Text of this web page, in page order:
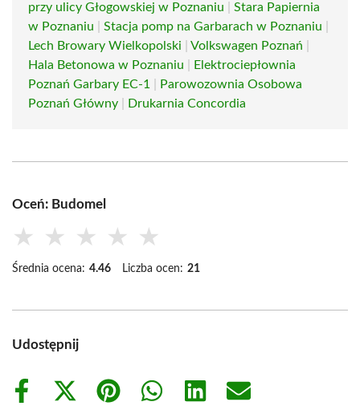
przy ulicy Głogowskiej w Poznaniu
Stara Papiernia
w Poznaniu
Stacja pomp na Garbarach w Poznaniu
Lech Browary Wielkopolski
Volkswagen Poznań
Hala Betonowa w Poznaniu
Elektrociepłownia
Poznań Garbary EC-1
Parowozownia Osobowa
Poznań Główny
Drukarnia Concordia
Oceń: Budomel
★ ★ ★ ★ ★
Średnia ocena: 4.46 Liczba ocen: 21
Udostępnij
Share
Share
Share
Share
Share
Share